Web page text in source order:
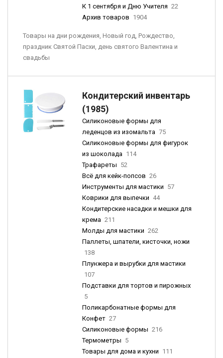
К 1 сентября и Дню Учителя 22
Архив товаров 1904
Товары на дни рождения, Новый год, Рождество,
праздник Святой Пасхи, день святого Валентина и
свадьбы
Кондитерский инвентарь
(1985)
Силиконовые формы для
леденцов из изомальта 75
Силиконовые формы для фигурок
из шоколада 114
Трафареты 52
Всё для кейк-попсов 26
Инструменты для мастики 57
Коврики для выпечки 44
Кондитерские насадки и мешки для
крема 211
Молды для мастики 262
Паллеты, шпатели, кисточки, ножи
138
Плунжера и вырубки для мастики
107
Подставки для тортов и пирожных
5
Поликарбонатные формы для
Конфет 27
Силиконовые формы 216
Термометры 5
Товары для дома и кухни 111